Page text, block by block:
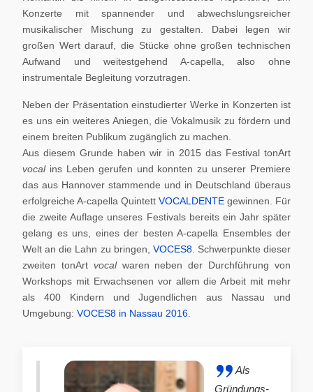
Konzerte mit spannender und abwechslungsreicher
musikalischer Mischung zu gestalten. Dabei legen wir
großen Wert darauf, die Stücke ohne großen technischen
Aufwand und weitestgehend A-capella, also ohne
instrumentale Begleitung vorzutragen.
Neben der Präsentation einstudierter Werke in Konzerten ist
es uns ein weiteres Aniegen, die Vokalmusik zu fördern und
einem breiten Publikum zugänglich zu machen.
Aus diesem Grunde haben wir in 2015 das Festival tonArt
vocal ins Leben gerufen und konnten zu unserer Premiere
das aus Hannover stammende und in Deutschland überaus
erfolgreiche A-capella Quintett VOCALDENTE gewinnen. Für
die zweite Auflage unseres Festivals bereits ein Jahr später
gelang es uns, eines der besten A-capella Ensembles der
Welt an die Lahn zu bringen, VOCES8. Schwerpunkte dieser
zweiten tonArt vocalwaren neben der Durchführung von
Workshops mit Erwachsenen vor allem die Arbeit mit mehr
als 400 Kindern und Jugendlichen aus Nassau und
Umgebung: VOCES8 in Nassau 2016
Als
Gründungs-